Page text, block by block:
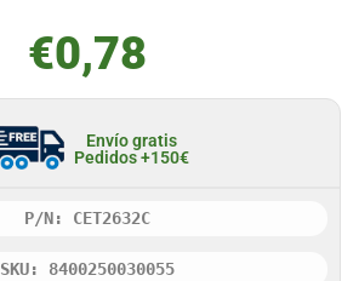
€0,78
Envío gratis
Pedidos +150€
P/N: CET2632C
SKU: 8400250030055